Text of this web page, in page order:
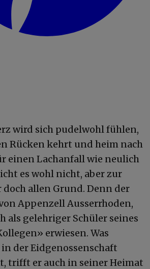
wird sich pudelwohl fühlen,
Rücken kehrt und heim nach
einen Lachanfall wie neulich
es wohl nicht, aber zur
allen Grund. Denn der
Appenzell Ausserrhoden,
als gelehriger Schüler seines
erwiesen. Was
der Eidgenossenschaft
trifft er auch in seiner Heimat